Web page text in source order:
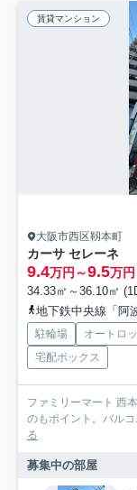
賃貸マンション
大阪市西区靱本町
カーサ セレーネ
9.4万円～9.5万円
34.33㎡～36.10㎡
地下鉄中央線「阿
駐輪場 オートロ
宅配ボックス
ファミリーマート 西
のもポイント。バル
る
募集中の部屋